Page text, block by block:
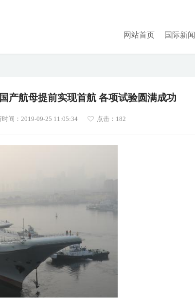
网站首页 国际新闻
产航母提前实现首航 各项试验圆满成功
时间：2019-09-25 11:05:34 点击： 182